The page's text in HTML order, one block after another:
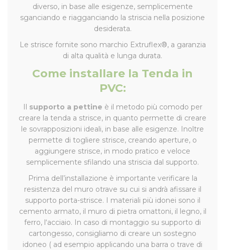
diverso, in base alle esigenze, semplicemente
sganciando e riagganciando la striscia nella posizione
desiderata.
Le strisce fornite sono marchio Extruflex®, a garanzia
di alta qualità e lunga durata.
Come installare la Tenda in
PVC:
Il supporto a pettine è il metodo più comodo per
creare la tenda a strisce, in quanto permette di creare
le sovrapposizioni ideali, in base alle esigenze. Inoltre
permette di togliere strisce, creando aperture, o
aggiungere strisce, in modo pratico e veloce
semplicemente sfilando una striscia dal supporto.
Prima dell’installazione è importante verificare la
resistenza del muro otrave su cui si andrà afissare il
supporto porta-strisce. I materiali più idonei sono il
cemento armato, il muro di pietra omattoni, il legno, il
ferro, l‘acciaio. In caso di montaggio su supporto di
cartongesso, consigliamo di creare un sostegno
idoneo ( ad esempio applicando una barra o trave di